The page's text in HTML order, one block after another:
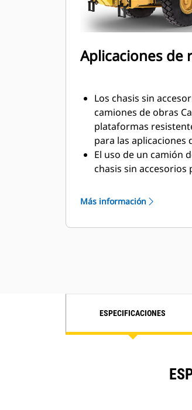
Aplicaciones de
Los chasis sin
camiones de obras
plataformas
para las aplicaciones
El uso de un camión
chasis sin accesorios
de equipos y
Caterpillar trabaja en
través de su
fin de proporcionar
Más información
ESPECIFICACIONES